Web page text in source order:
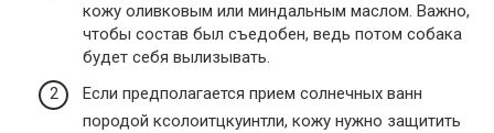
кожу оливковым или миндальным маслом. Важно,
чтобы состав был съедобен, ведь потом собака
будет себя вылизывать.
Если предполагается прием солнечных ванн
породой ксолоитцкуинтли, кожу нужно защитить